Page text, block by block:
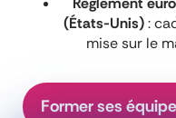
(États-Unis):
mise sur le
Former ses